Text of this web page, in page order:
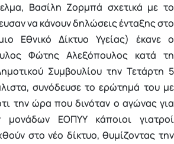
Βασίλη Ζορμπά σχετικά με το
να κάνουν δηλώσεις ένταξης στο
Εθνικό Δίκτυο Υγείας) έκανε ο
Φώτης Αλεξόπουλος κατά τη
Συμβουλίου την Τετάρτη 5
συνόδευσε το ερώτημά του με
την ώρα που δινόταν ο αγώνας για
ΕΟΠΥΥ κάποιοι γιατροί
στο νέο δίκτυο, θυμίζοντας την